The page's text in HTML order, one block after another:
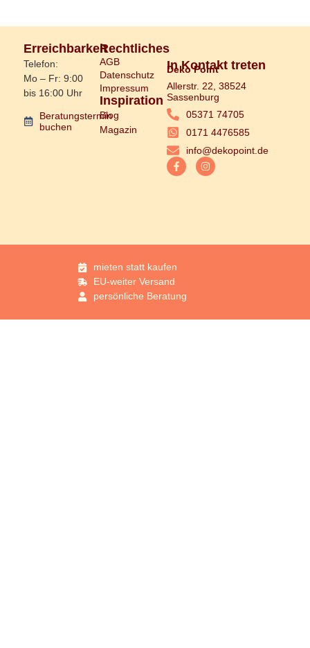
In Kontakt treten
Deko Point
Allerstr. 22, 38524
Sassenburg
05371 74705
0171 4476585
info@dekopoint.de
Erreichbarkeit
Telefon:
Mo – Fr: 9:00
bis 16:00 Uhr
Beratungstermin
buchen
Rechtliches
AGB
Datenschutz
Impressum
Inspiration
Blog
Magazin
mieten statt kaufen
EU-weiter Versand
persönliche Beratung